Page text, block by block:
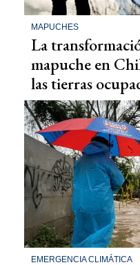
MAPUCHES
La
mapuche en
las tierras
EMERGENCIA CLIMÁTICA